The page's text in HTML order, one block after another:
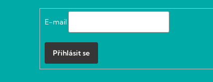
E-mail
Přihlásit se